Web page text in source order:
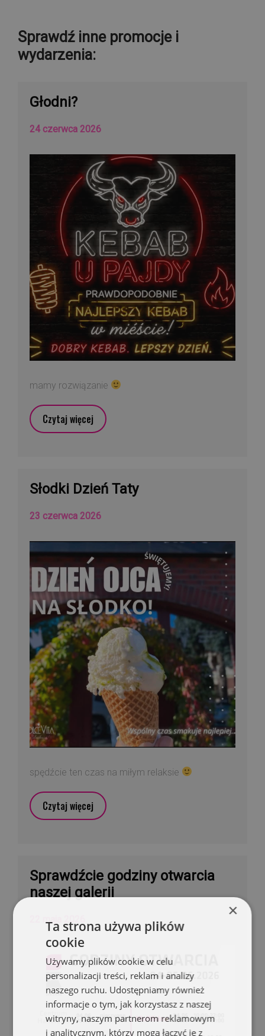
Sprawdź inne promocje i
wydarzenia:
Głodni?
24 czerwca 2026
mamy rozwiązanie
Czytaj więcej
Słodki Dzień Taty
23 czerwca 2026
spędźcie ten czas na miłym relaksie
Czytaj więcej
Sprawdźcie godziny otwarcia
naszej galerii
22 maja 2026 ×
Ta strona używa plików
cookie
Używamy plików cookie w celu
personalizacji treści, reklam i analizy
naszego ruchu. Udostępniamy również
informacje o tym, jak korzystasz z naszej
witryny, naszym partnerom reklamowym
i analitycznym, którzy mogą łączyć je z